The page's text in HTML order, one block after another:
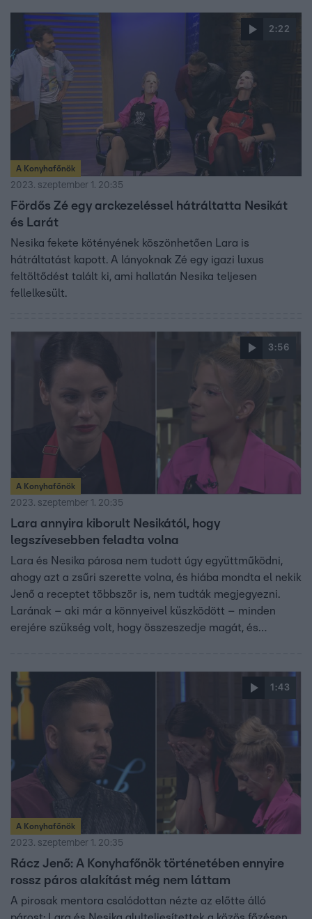
2:22
A Konyhafőnök
2023. szeptember 1. 20:35
Fördős Zé egy arckezeléssel hátráltatta Nesikát
és Larát
Nesika fekete kötényének köszönhetően Lara is
hátráltatást kapott. A lányoknak Zé egy igazi luxus
feltöltődést talált ki, ami hallatán Nesika teljesen
fellelkesült.
3:56
A Konyhafőnök
2023. szeptember 1. 20:35
Lara annyira kiborult Nesikától, hogy
legszívesebben feladta volna
Lara és Nesika párosa nem tudott úgy együttműködni,
ahogy azt a zsűri szerette volna, és hiába mondta el nekik
Jenő a receptet többször is, nem tudták megjegyezni.
Larának – aki már a könnyeivel küszködött – minden
erejére szükség volt, hogy összeszedje magát, és
1:43
A Konyhafőnök
2023. szeptember 1. 20:35
Rácz Jenő: A Konyhafőnök történetében ennyire
rossz páros alakítást még nem láttam
A pirosak mentora csalódottan nézte az előtte álló